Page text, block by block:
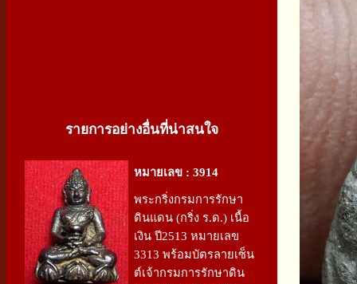
รายการอย่างอื่นที่น่าสนใจ
หมายเลข : 3914
พระกริ่งกรมการรักษา
ดินแดน (กริ่ง ร.ด.) เนื้อ
เงิน ปี2513 หมายเลข
3313 พร้อมบัตรลายเซ็น
ต์เจ้ากรมการรักษาดิน